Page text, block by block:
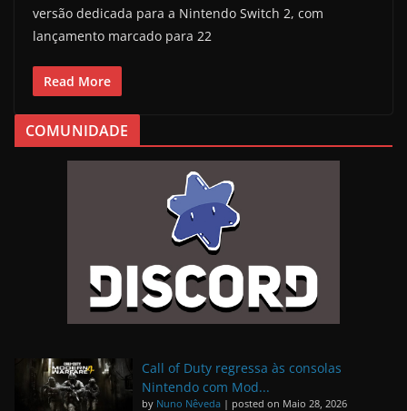
versão dedicada para a Nintendo Switch 2, com
lançamento marcado para 22
Read More
COMUNIDADE
Call of Duty regressa às consolas
Nintendo com Mod...
by Nuno Nêveda | posted on Maio 28, 2026